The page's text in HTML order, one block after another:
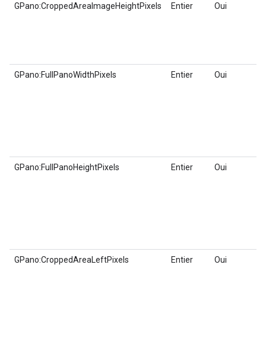
GPano:CroppedAreaImageHeightPixels Entier Oui
GPano:FullPanoWidthPixels Entier Oui
GPano:FullPanoHeightPixels Entier Oui
GPano:CroppedAreaLeftPixels Entier Oui